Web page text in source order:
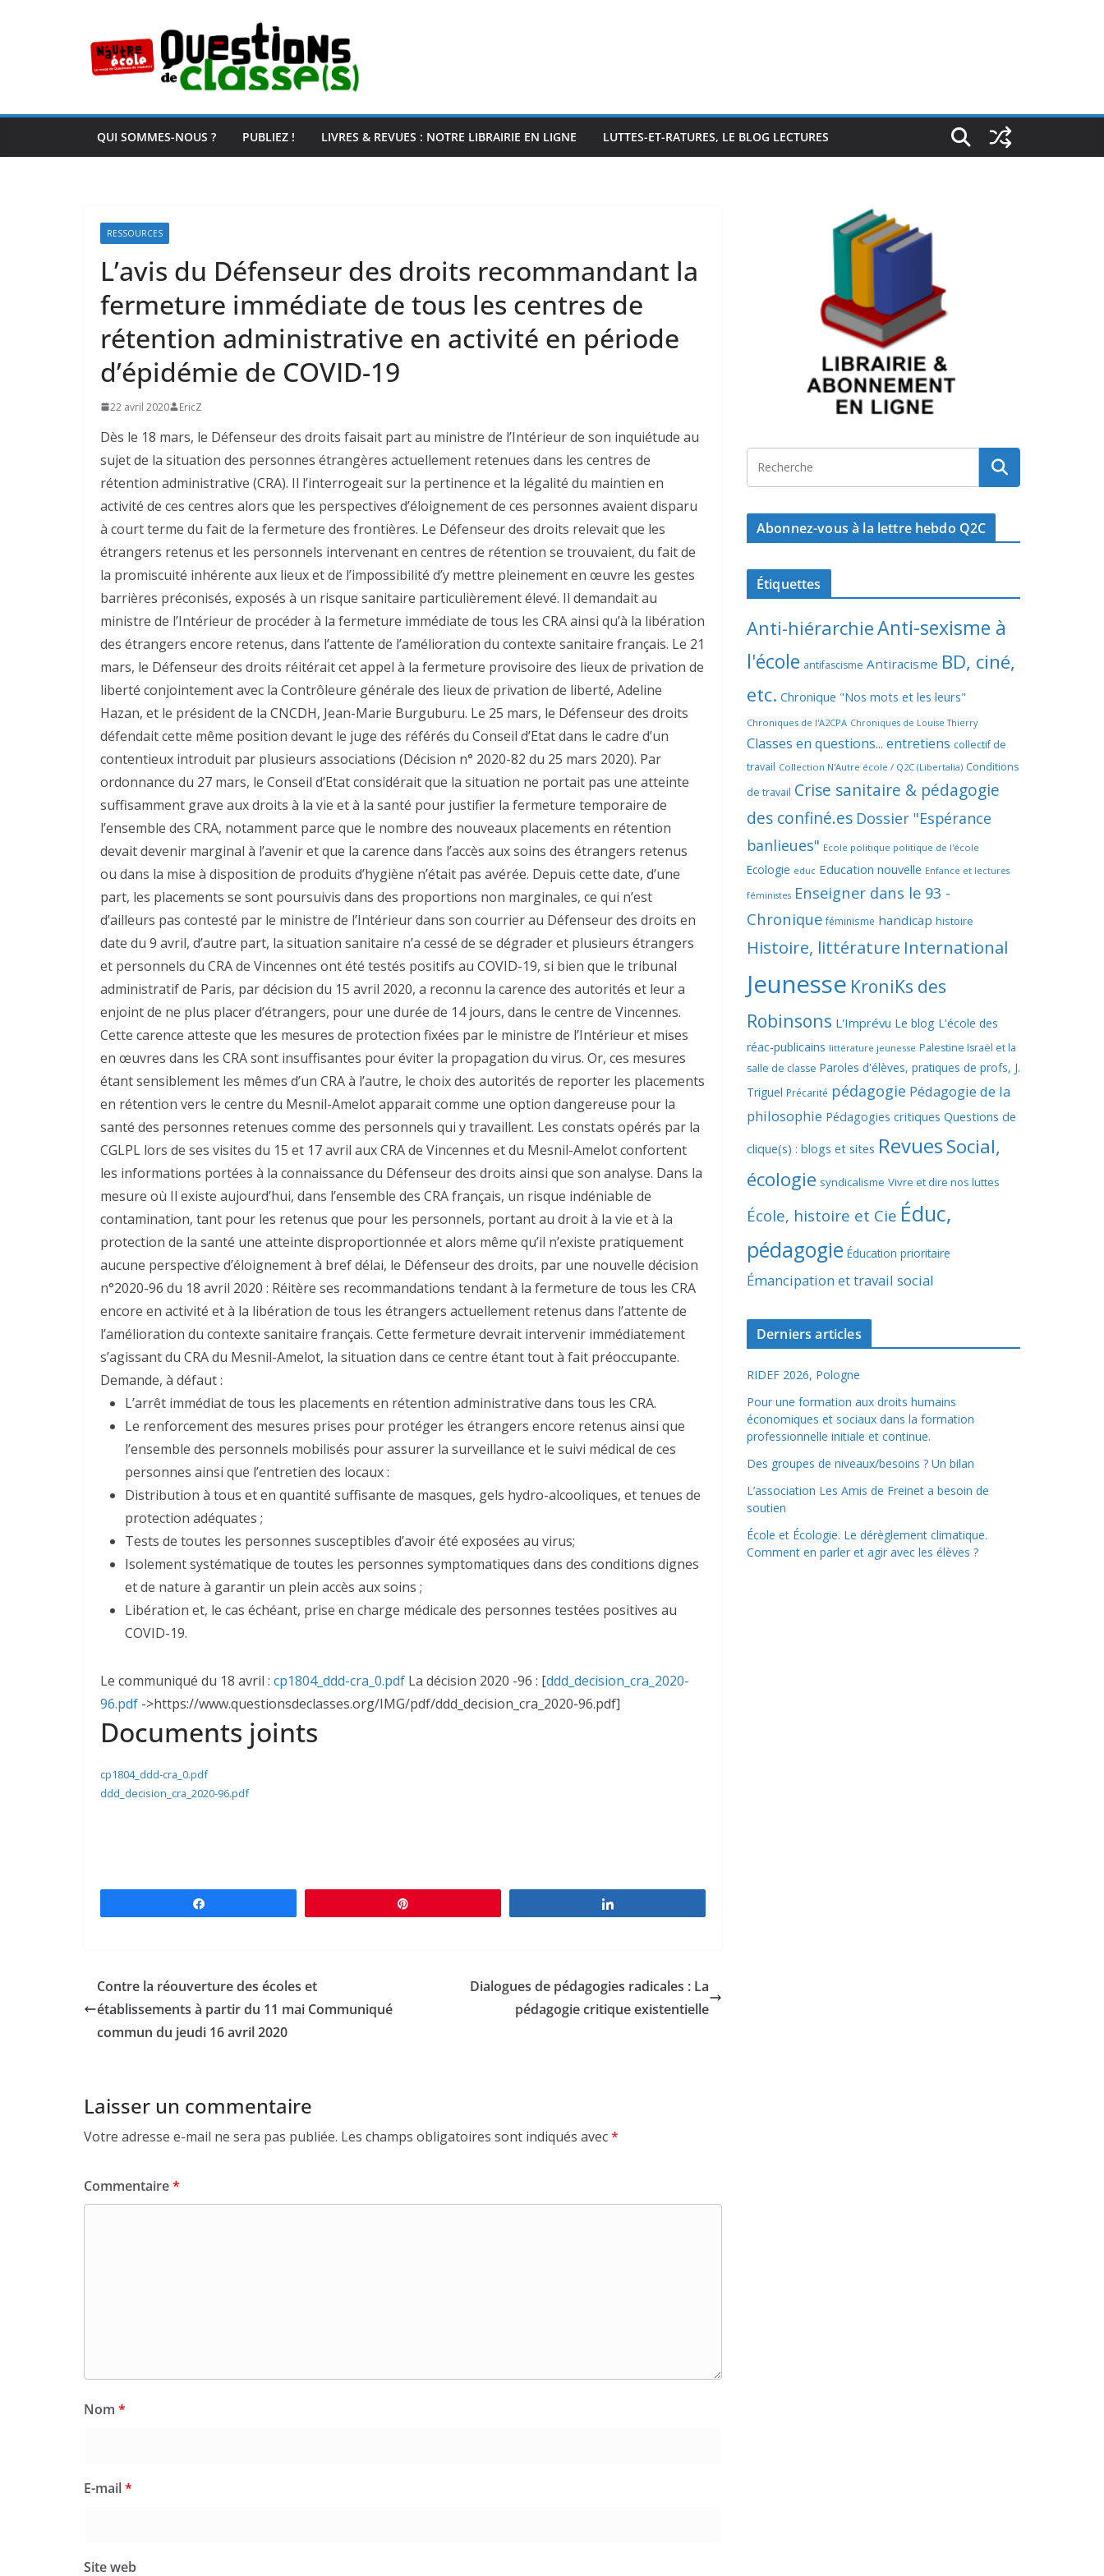
QUI SOMMES-NOUS ? PUBLIEZ ! LIVRES & REVUES : NOTRE LIBRAIRIE EN LIGNE LUTTES-ET-RATURES, LE BLOG LECTURES
RESSOURCES
L’avis du Défenseur des droits recommandant la
fermeture immédiate de tous les centres de
rétention administrative en activité en période
d’épidémie de COVID-19
22 avril 2020 EricZ
Dès le 18 mars, le Défenseur des droits faisait part au ministre de l’Intérieur de son inquiétude au
sujet de la situation des personnes étrangères actuellement retenues dans les centres de
rétention administrative (CRA). Il l’interrogeait sur la pertinence et la légalité du maintien en
activité de ces centres alors que les perspectives d’éloignement de ces personnes avaient disparu
à court terme du fait de la fermeture des frontières. Le Défenseur des droits relevait que les
étrangers retenus et les personnels intervenant en centres de rétention se trouvaient, du fait de
la promiscuité inhérente aux lieux et de l’impossibilité d’y mettre pleinement en œuvre les gestes
barrières préconisés, exposés à un risque sanitaire particulièrement élevé. Il demandait au
ministre de l’Intérieur de procéder à la fermeture immédiate de tous les CRA ainsi qu’à la libération
des étrangers encore retenus, dans l’attente de l’amélioration du contexte sanitaire français. Le 21
mars, le Défenseur des droits réitérait cet appel à la fermeture provisoire des lieux de privation de
liberté conjointement avec la Contrôleure générale des lieux de privation de liberté, Adeline
Hazan, et le président de la CNCDH, Jean-Marie Burguburu. Le 25 mars, le Défenseur des droits
défendait cette même position devant le juge des référés du Conseil d’Etat dans le cadre d’un
contentieux introduit par plusieurs associations (Décision n° 2020-82 du 25 mars 2020). Par
ordonnance du 27 mars, le Conseil d’Etat considérait que la situation ne portait pas une atteinte
suffisamment grave aux droits à la vie et à la santé pour justifier la fermeture temporaire de
l’ensemble des CRA, notamment parce que le nombre des nouveaux placements en rétention
devait devenir marginal à l’avenir et que la carence dans l’accès aux soins des étrangers retenus
ou dans la mise à disposition de produits d’hygiène n’était pas avérée. Depuis cette date, d’une
part, les placements se sont poursuivis dans des proportions non marginales, ce qui n’est
d’ailleurs pas contesté par le ministre de l’Intérieur dans son courrier au Défenseur des droits en
date du 9 avril, d’autre part, la situation sanitaire n’a cessé de se dégrader et plusieurs étrangers
et personnels du CRA de Vincennes ont été testés positifs au COVID-19, si bien que le tribunal
administratif de Paris, par décision du 15 avril 2020, a reconnu la carence des autorités et leur a
enjoint de ne plus placer d’étrangers, pour une durée de 14 jours, dans le centre de Vincennes.
Cette carence atteste que les mesures de protection fixées par le ministre de l’Intérieur et mises
en œuvres dans les CRA sont insuffisantes pour éviter la propagation du virus. Or, ces mesures
étant sensiblement les mêmes d’un CRA à l’autre, le choix des autorités de reporter les placements
en rétention vers le centre du Mesnil-Amelot apparait comme une option dangereuse pour la
santé des personnes retenues comme des personnels qui y travaillent. Les constats opérés par la
CGLPL lors de ses visites du 15 et 17 avril aux CRA de Vincennes et du Mesnil-Amelot confortent
les informations portées à la connaissance du Défenseur des droits ainsi que son analyse. Dans la
mesure où Il existe aujourd’hui, dans l’ensemble des CRA français, un risque indéniable de
contamination, tant pour les retenus que pour les personnels, portant au droit à la vie et à la
protection de la santé une atteinte disproportionnée et alors même qu’il n’existe pratiquement
aucune perspective d’éloignement à bref délai, le Défenseur des droits, par une nouvelle décision
n°2020-96 du 18 avril 2020 : Réitère ses recommandations tendant à la fermeture de tous les CRA
encore en activité et à la libération de tous les étrangers actuellement retenus dans l’attente de
l’amélioration du contexte sanitaire français. Cette fermeture devrait intervenir immédiatement
s’agissant du CRA du Mesnil-Amelot, la situation dans ce centre étant tout à fait préoccupante.
Demande, à défaut :
L’arrêt immédiat de tous les placements en rétention administrative dans tous les CRA.
Le renforcement des mesures prises pour protéger les étrangers encore retenus ainsi que
l’ensemble des personnels mobilisés pour assurer la surveillance et le suivi médical de ces
personnes ainsi que l’entretien des locaux :
Distribution à tous et en quantité suffisante de masques, gels hydro-alcooliques, et tenues de
protection adéquates ;
Tests de toutes les personnes susceptibles d’avoir été exposées au virus;
Isolement systématique de toutes les personnes symptomatiques dans des conditions dignes
et de nature à garantir un plein accès aux soins ;
Libération et, le cas échéant, prise en charge médicale des personnes testées positives au
COVID-19.
Le communiqué du 18 avril : cp1804_ddd-cra_0.pdf La décision 2020 -96 : [ddd_decision_cra_2020-
96.pdf ->https://www.questionsdeclasses.org/IMG/pdf/ddd_decision_cra_2020-96.pdf]
Documents joints
cp1804_ddd-cra_0.pdf
ddd_decision_cra_2020-96.pdf
Contre la réouverture des écoles et
établissements à partir du 11 mai Communiqué
commun du jeudi 16 avril 2020
Dialogues de pédagogies radicales : La
pédagogie critique existentielle
Laisser un commentaire
Votre adresse e-mail ne sera pas publiée. Les champs obligatoires sont indiqués avec*
Commentaire*
Nom *
E-mail*
Site web
Abonnez-vous à la lettre hebdo Q2C
Étiquettes
Anti-hiérarchieAnti-sexisme à
l'école antifascisme Antiracisme BD, ciné,
etc. Chronique "Nos mots et les leurs"
Chroniques de l'A2CPA Chroniques de Louise Thierry
Classes en questions... entretiens collectif de
travail Collection N'Autre école / Q2C (Libertalia) Conditions
de travail Crise sanitaire & pédagogie
des confiné.es Dossier "Espérance
banlieues" Ecole politique politique de l'école
Ecologie educ Education nouvelle Enfance et lectures
féministes Enseigner dans le 93 -
Chronique féminisme handicap histoire
Histoire, littérature International
Jeunesse KroniKs des
Robinsons L'Imprévu Le blog L'école des
réac-publicains littérature jeunesse Palestine Israël et la
salle de classe Paroles d'élèves, pratiques de profs, J.
Triguel Précarité pédagogie Pédagogie de la
philosophie Pédagogies critiques Questions de
clique(s) : blogs et sites RevuesSocial,
écologie syndicalisme Vivre et dire nos luttes
École, histoire et Cie Éduc,
pédagogie Éducation prioritaire
Émancipation et travail social
Derniers articles
RIDEF 2026, Pologne
Pour une formation aux droits humains
économiques et sociaux dans la formation
professionnelle initiale et continue.
Des groupes de niveaux/besoins ? Un bilan
L’association Les Amis de Freinet a besoin de
soutien
École et Écologie. Le dérèglement climatique.
Comment en parler et agir avec les élèves ?